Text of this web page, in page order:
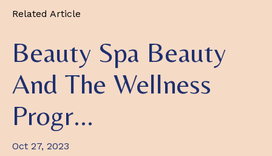
Related Article
Beauty Spa Beauty
And The Wellness
Progr...
Oct 27, 2023